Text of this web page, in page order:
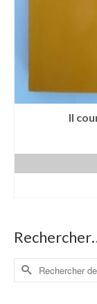
Il
Rechercher :